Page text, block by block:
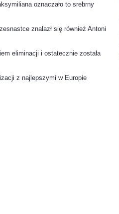
oznaczało to srebrny
znalazł się również Antoni
eliminacji i ostatecznie została
z najlepszymi w Europie